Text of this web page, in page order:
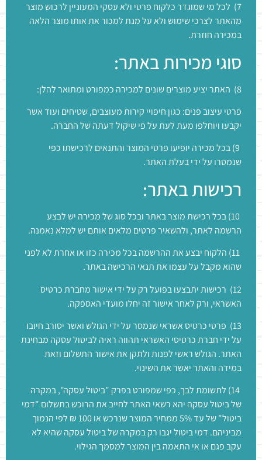
7) לכל מי שמוגדר כלקוח פרטי ולא עסקי המעוניין לרכוש מוצר
מהאתר לצרכי שימוש ולא על מנת למכור את אותו מוצר הלאה
במכירה חוזרת.
סוגי מכירות באתר:
8) האתר יציע מוצרים שונים למכירה כמפורט ומתואר להלן:
פרטי עיצוב פנים: כגון חיפויי קירות מעוצבים, שטיחים ועוד אשר
יקבעו ויוחלפו מעת לעת על פי שיקול דעתה של החברה.
9) בכל מכירה יופיעו פרטי המוצר והתנאים לרכישתו כפי
שנמסרו על ידי בעלת האתר.
רכישות באתר:
10) בכל רכישת מוצר באתר ובכל סוג של מכירה יש לבצע
הרשמה לאתר, ולהשאיר פרטים מלאים אותם יש למלא נאמנה.
11) הלקוח יבצע את ההרשמה בכל מכירה כזו או אחרת לא לפני
שהוא מקבל על עצמו את תנאי הרכישה באתר.
12) רכישות יתבצעו בפועל רק על ידי אישור מחברת כרטיס
האשראי, ורק לאחר אישור זה יחלו מועדי האספקה.
13) פרטי כרטיס אשראי שנמסר על ידי הגולש ואשר יסורב חיובו
על ידי חברת כרטיסי האשראי תהווה ראיה לביטול עסקה מבחינת
האתר. הגולש ראשי לפנות ולתקן את אישור התשלום וזאת
במידה והאתר יאשר את השינוי.
14) לתשומת לבך, כפי שמפורט בפרק "ביטול עסקה", במקרה
של ביטול עסקה יהא רשאי האתר לחייב את הרוכש בתשלום "דמי
ביטול" של עד 5% ממחיר המוצר שנרכש או 100 ₪ לפי הנמוך
מביניהם. דמי ביטול יגבו רק במקרה של ביטול עסקה שהיא לא
עקב פגם או אי התאמה בין המוצר למסמך הגילוי.